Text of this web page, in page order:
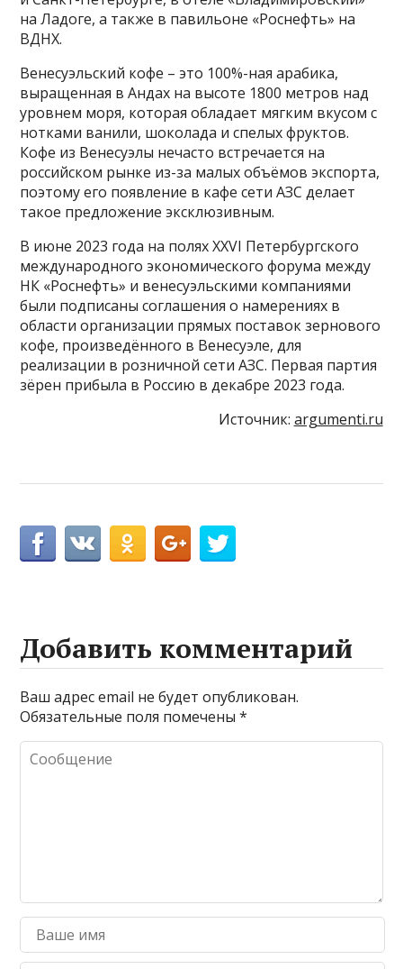
на Ладоге, а также в павильоне «Роснефть» на
ВДНХ.
Венесуэльский кофе – это 100%-ная арабика,
выращенная в Андах на высоте 1800 метров над
уровнем моря, которая обладает мягким вкусом с
нотками ванили, шоколада и спелых фруктов.
Кофе из Венесуэлы нечасто встречается на
российском рынке из-за малых объёмов экспорта,
поэтому его появление в кафе сети АЗС делает
такое предложение эксклюзивным.
В июне 2023 года на полях XXVI Петербургского
международного экономического форума между
НК «Роснефть» и венесуэльскими компаниями
были подписаны соглашения о намерениях в
области организации прямых поставок зернового
кофе, произведённого в Венесуэле, для
реализации в розничной сети АЗС. Первая партия
зёрен прибыла в Россию в декабре 2023 года.
Источник: argumenti.ru
Добавить комментарий
Ваш адрес email не будет опубликован.
Обязательные поля помечены*